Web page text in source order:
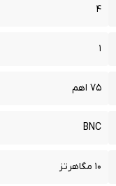
۴
۱
۷۵ اهم
BNC
۱۰ مگاهرتز